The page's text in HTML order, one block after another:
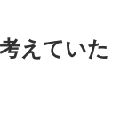
えていた